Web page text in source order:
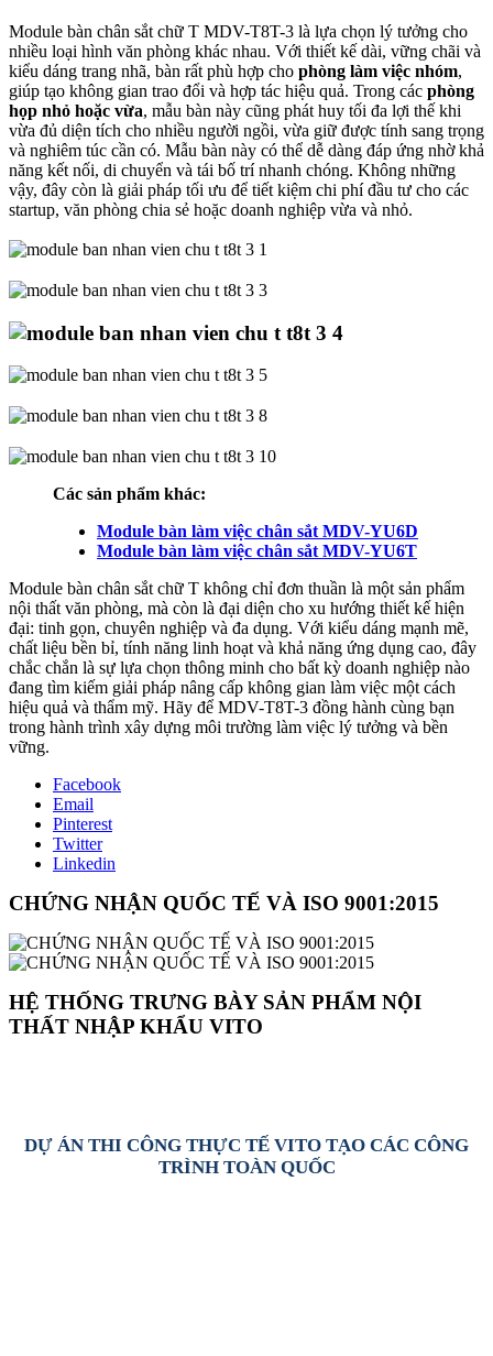
Module bàn chân sắt chữ T MDV-T8T-3 là lựa chọn lý tưởng cho
nhiều loại hình văn phòng khác nhau. Với thiết kế dài, vững chãi và
kiểu dáng trang nhã, bàn rất phù hợp cho phòng làm việc nhóm,
giúp tạo không gian trao đổi và hợp tác hiệu quả. Trong các phòng
họp nhỏ hoặc vừa, mẫu bàn này cũng phát huy tối đa lợi thế khi
vừa đủ diện tích cho nhiều người ngồi, vừa giữ được tính sang trọng
và nghiêm túc cần có. Mẫu bàn này có thể dễ dàng đáp ứng nhờ khả
năng kết nối, di chuyển và tái bố trí nhanh chóng. Không những
vậy, đây còn là giải pháp tối ưu để tiết kiệm chi phí đầu tư cho các
startup, văn phòng chia sẻ hoặc doanh nghiệp vừa và nhỏ.
Các sản phẩm khác:
Module bàn làm việc chân sắt MDV-YU6D
Module bàn làm việc chân sắt MDV-YU6T
Module bàn chân sắt chữ T không chỉ đơn thuần là một sản phẩm
nội thất văn phòng, mà còn là đại diện cho xu hướng thiết kế hiện
đại: tinh gọn, chuyên nghiệp và đa dụng. Với kiểu dáng mạnh mẽ,
chất liệu bền bỉ, tính năng linh hoạt và khả năng ứng dụng cao, đây
chắc chắn là sự lựa chọn thông minh cho bất kỳ doanh nghiệp nào
đang tìm kiếm giải pháp nâng cấp không gian làm việc một cách
hiệu quả và thẩm mỹ. Hãy để MDV-T8T-3 đồng hành cùng bạn
trong hành trình xây dựng môi trường làm việc lý tưởng và bền
vững.
Facebook
Email
Pinterest
Twitter
Linkedin
CHỨNG NHẬN QUỐC TẾ VÀ ISO 9001:2015
HỆ THỐNG TRƯNG BÀY SẢN PHẨM NỘI
THẤT NHẬP KHẨU VITO
DỰ ÁN THI CÔNG THỰC TẾ VITO TẠO CÁC CÔNG
TRÌNH TOÀN QUỐC